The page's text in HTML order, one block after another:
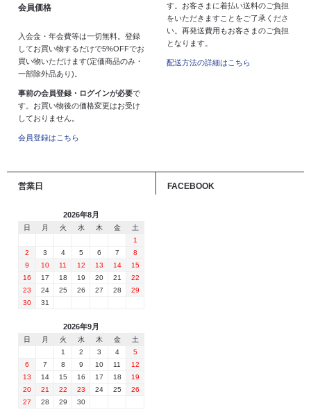
会員価格
入会金・年会費等は一切無料。登録
してお買い物するだけで5%OFFでお
買い物いただけます(定価商品のみ・
一部除外品あり)。
事前の会員登録・ログインが必要で
す。お買い物後の価格変更はお受け
しておりません。
会員登録はこちら
す。お客さまに着払い送料のご負担
をいただきますことをご了承くださ
い。再発送費用もお客さまのご負担
となります。
配送方法の詳細はこちら
営業日
2026年8月
日 月 火 水 木 金
土
1
2
3 4 5 6 7
8
9
10 11 12 13 14
15
16
17 18 19 20 21
22
23
24 25 26 27 28
29
30
31
2026年9月
日 月 火 水 木 金
土
1
2 3 4
5
6
7 8 9 10 11
12
13
14 15 16 17 18
19
20
21 22 23 24 25
26
27
28 29 30
FACEBOOK